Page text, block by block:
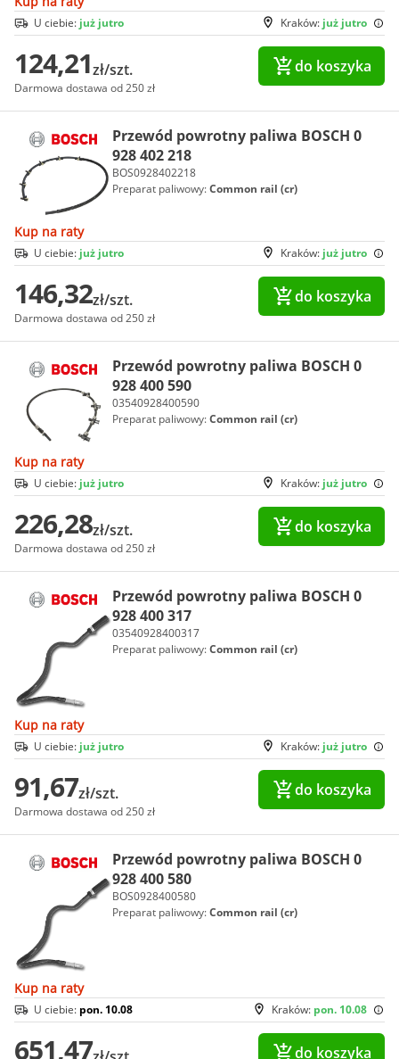
Kraków: już jutro
U ciebie: już jutro
124,21zł/szt.
Darmowa dostawa od 250 zł
do koszyka
Przewód powrotny paliwa BOSCH 0
928 402 218
BOS0928402218
Preparat paliwowy:Common rail (cr)
Kup na raty
Kraków: już jutro
U ciebie: już jutro
146,32zł/szt.
Darmowa dostawa od 250 zł
do koszyka
Przewód powrotny paliwa BOSCH 0
928 400 590
03540928400590
Preparat paliwowy:Common rail (cr)
Kup na raty
Kraków: już jutro
U ciebie: już jutro
226,28zł/szt.
Darmowa dostawa od 250 zł
do koszyka
Przewód powrotny paliwa BOSCH 0
928 400 317
03540928400317
Preparat paliwowy:Common rail (cr)
Kup na raty
Kraków: już jutro
U ciebie: już jutro
91,67zł/szt.
Darmowa dostawa od 250 zł
do koszyka
Przewód powrotny paliwa BOSCH 0
928 400 580
BOS0928400580
Preparat paliwowy:Common rail (cr)
Kup na raty
Kraków: pon. 10.08
U ciebie: pon. 10.08
651,47 do koszyka